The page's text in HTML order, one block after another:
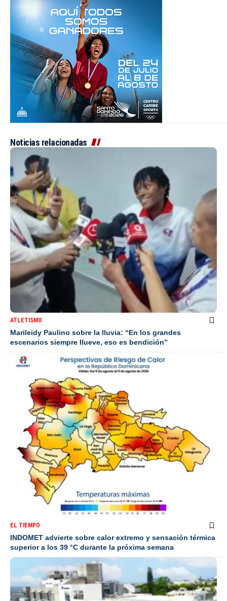
Noticias relacionadas
ATLETISMO
Marileidy Paulino sobre la lluvia: “En los grandes
escenarios siempre llueve, eso es bendición”
EL TIEMPO
INDOMET advierte sobre calor extremo y sensación térmica
superior a los 39 °C durante la próxima semana